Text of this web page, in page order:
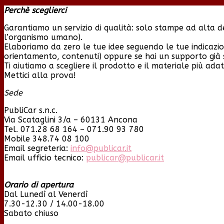
Perchè sceglierci
Garantiamo un servizio di qualità: solo stampe ad alta
l’organismo umano).
Elaboriamo da zero le tue idee seguendo le tue
orientamento, contenuti) oppure se hai un supporto
Ti aiutiamo a scegliere il prodotto e il materiale più
Mettici alla prova!
Sede
PubliCar s.n.c.
Via Scataglini 3/a – 60131 Ancona
Tel. 071.28 68 164 – 071.90 93 780
Mobile 348.74 08 100
Email segreteria: info@publicar.it
Email ufficio tecnico: publicar@publicar.it
Orario di apertura
Dal Lunedì al Venerdì
7.30-12.30 / 14.00-18.00
Sabato chiuso